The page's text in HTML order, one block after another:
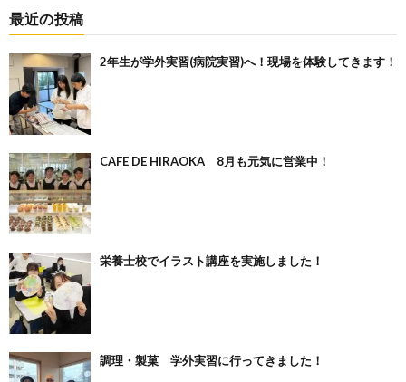
最近の投稿
2年生が学外実習(病院実習)へ！現場を体験してきます！
CAFE DE HIRAOKA 8月も元気に営業中！
栄養士校でイラスト講座を実施しました！
調理・製菓 学外実習に行ってきました！